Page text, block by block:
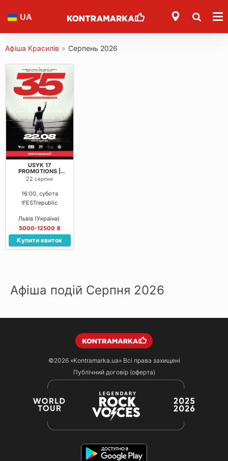
UA
Афіша Красилів » Серпень 2026
USYK 17
PROMOTIONS |
RISING STARS
22серпня
16:00, субота
!FESTrepublic
Львів (Україна)
5000-12500 ₴
Купити квиток
Афіша подій Серпня 2026
©2026 «Kontramarka.ua»Всі права захищені
Публічний договір (оферта)